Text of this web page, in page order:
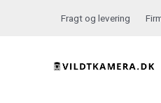
Fragt og levering